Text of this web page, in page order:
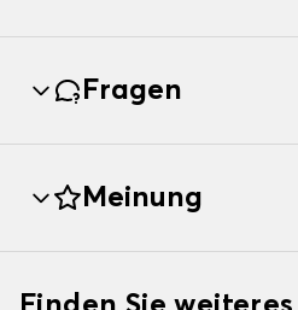
Fragen
Meinung